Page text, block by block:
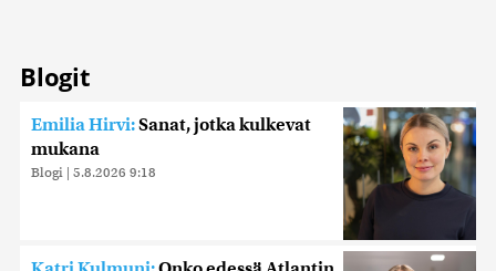
Blogit
Emilia Hirvi:Sanat, jotka kulkevat
mukana
Blogi | 5.8.2026 9:18